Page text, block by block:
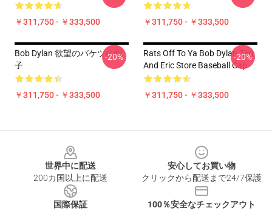
￥311,750 - ￥333,500 ￥311,750 - ￥333,500
Bob Dylan 欲望のバケツの帽
子
￥311,750 - ￥333,500
-20%
Rats Off To Ya Bob Dylan Tim
And Eric Store Baseball Cap
￥311,750 - ￥333,500
-20%
世界中に配送
200カ国以上に配送
安心してお買い物
クリックから配送まで24/7保護
国際保証
100％安全なチェックアウト